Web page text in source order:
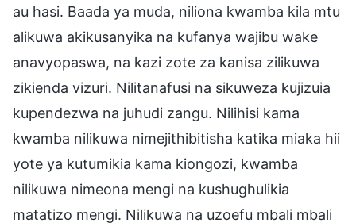
au hasi. Baada ya muda, niliona kwamba kila mtu
alikuwa akikusanyika na kufanya wajibu wake
anavyopaswa, na kazi zote za kanisa zilikuwa
zikienda vizuri. Nilitanafusi na sikuweza kujizuia
kupendezwa na juhudi zangu. Nilihisi kama
kwamba nilikuwa nimejithibitisha katika miaka hii
yote ya kutumikia kama kiongozi, kwamba
nilikuwa nimeona mengi na kushughulikia
matatizo mengi. Nilikuwa na uzoefu mbali mbali